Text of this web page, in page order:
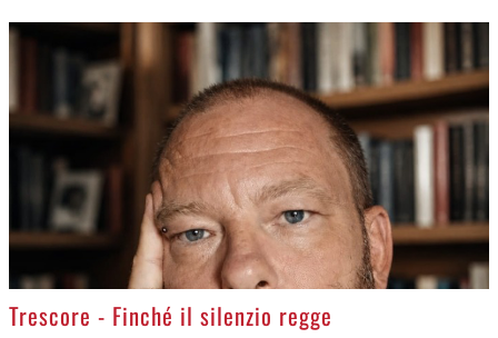
>
Trescore - Finché il silenzio regge